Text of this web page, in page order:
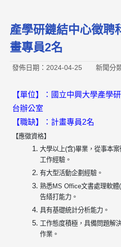
產學研鏈結中心徵聘
畫專員2名
發佈日期：2024-04-25 新聞分
【單位】：國立中興大學產學
台辦公室
【職缺】：計畫專員2名
【應徵資格】
大學以上(含)畢業，從事本
工作經驗。
有大型活動企劃經驗。
熟悉MS Office文書處理軟
告繕打能力。
具有基礎統計分析能力。
工作態度積極，具備問題解
作業。